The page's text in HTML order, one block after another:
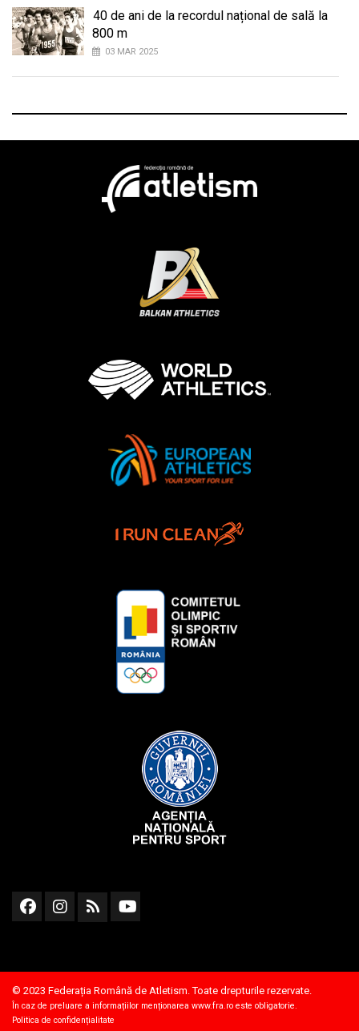
40 de ani de la recordul național de sală la
800 m
03 MAR 2025
© 2023 Federația Română de Atletism. Toate drepturile rezervate.
În caz de preluare a informațiilor menționarea www.fra.ro este obligatorie.
Politica de confidențialitate